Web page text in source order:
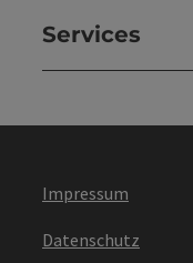
Services
Impressum
Datenschutz